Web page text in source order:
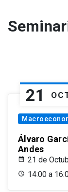
21
Álvaro
Andes
21 de
14:00 a